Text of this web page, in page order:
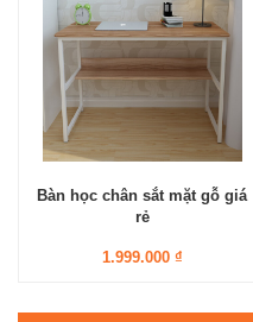
Bàn học chân sắt mặt gỗ giá
rẻ
1.999.000 ₫